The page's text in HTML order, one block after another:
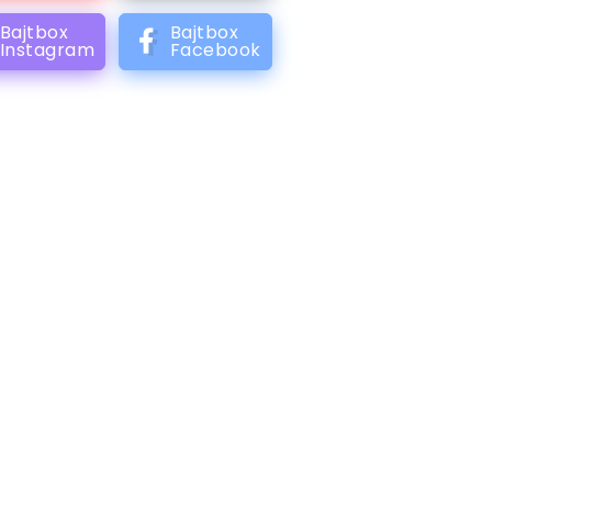
Bajtbox
Instagram
Bajtbox
Facebook